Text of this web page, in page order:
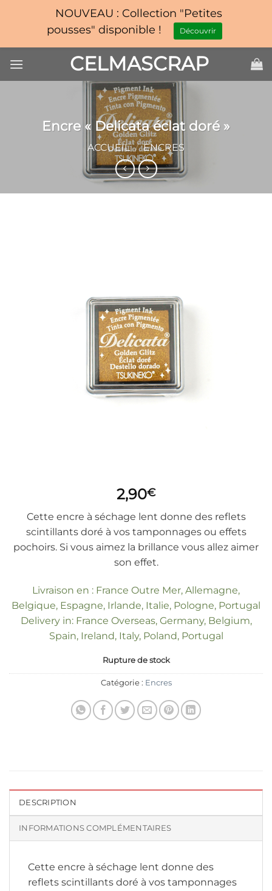
au
contenu
CELMASCRAP
Encre « Delicata éclat doré »
ACCUEIL / ENCRES
2,90€
Cette encre à séchage lent donne des reflets
scintillants doré à vos tamponnages ou effets
pochoirs. Si vous aimez la brillance vous allez aimer
son effet.
Livraison en : France Outre Mer, Allemagne,
Belgique, Espagne, Irlande, Italie, Pologne, Portugal
Delivery in: France Overseas, Germany, Belgium,
Spain, Ireland, Italy, Poland, Portugal
Rupture de stock
Catégorie : Encres
DESCRIPTION
INFORMATIONS COMPLÉMENTAIRES
Cette encre à séchage lent donne des
reflets scintillants doré à vos tamponnages
NOUVEAU : Collection "Petites
pousses" disponible !
Découvrir